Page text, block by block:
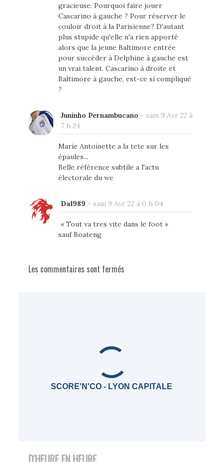
gracieuse. Pourquoi faire jouer
Cascarino à gauche ? Pour réserver le
couloir droit à la Parisienne? D'autant
plus stupide qu'elle n'a rien apporté
alors que la jeune Baltimore entrée
pour succéder à Delphine à gauche est
un vrai talent. Cascarino à droite et
Baltimore à gauche, est-ce si compliqué
?
Juninho Pernambucano - sam 9 Avr 22 à
7 h 24
Marie Antoinette a la tete sur les
épaules...
Belle référence subtile a l'actu
électorale du we
Da1989 - sam 9 Avr 22 à 0 h 04
« Tout va tres vite dans le foot »
sauf Boateng
Les commentaires sont fermés
SCORE'N'CO - LYON CAPITALE
D'HEURE EN HEURE